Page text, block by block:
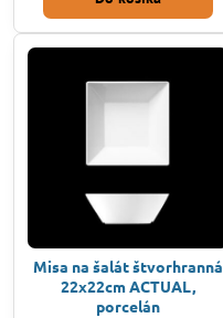
Misa na šalát štvorhranná
22x22cm ACTUAL,
porcelán